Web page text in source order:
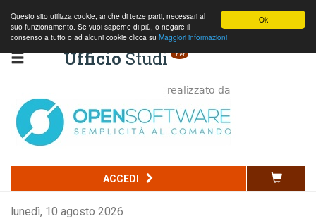
Ok
Questo sito utilizza cookie, anche di terze parti, necessari al
suo funzionamento. Se vuoi saperne di più, o negare il
consenso a tutto o ad alcuni cookie clicca su Maggiori informazioni
UfficioStudi .net
ACCEDI
lunedì, 10 agosto 2026
Codice della strada
Commercio